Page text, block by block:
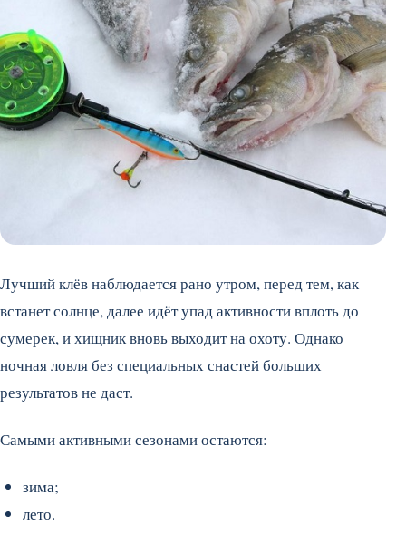
Лучший клёв наблюдается рано утром, перед тем, как
встанет солнце, далее идёт упад активности вплоть до
сумерек, и хищник вновь выходит на охоту. Однако
ночная ловля без специальных снастей больших
результатов не даст.
Самыми активными сезонами остаются:
зима;
лето.